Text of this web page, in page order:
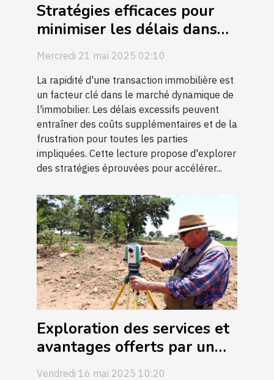
Stratégies efficaces pour
minimiser les délais dans
les transactions
immobilières
Mercredi 21 mai 2025 02:10
La rapidité d'une transaction immobilière est
un facteur clé dans le marché dynamique de
l'immobilier. Les délais excessifs peuvent
entraîner des coûts supplémentaires et de la
frustration pour toutes les parties
impliquées. Cette lecture propose d'explorer
des stratégies éprouvées pour accélérer...
Exploration des services et
avantages offerts par un
expert géomètre
Vendredi 16 mai 2025 10:20